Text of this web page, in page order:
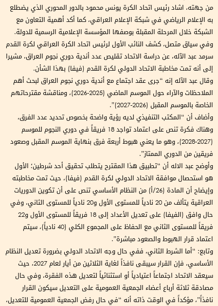
من جهته، اشاد رئيس اتحاد الكرة يونس محمود بالدور المحوري الذي يضطلع
به الإعلام الرياضي في شبكة الإعلام العراقي، كما أكد أهمية التعاون مع
الشبكة خلال المرحلة المقبلة بوصفها المؤسسة الإعلامية الرسمية للدولة.
وفي سياق متصل، كشف النائب الأول لرئيس اتحاد الكرة العراقي لكرة القدم
سرمد عبد الآله، عن دراسة الاتحاد تقليص عدد أندية دوري نجوم العراق، مشيرا
إلى أنه تمت مخاطبة الاتحاد الدولي لكرة القدم (فيفا) بهذا الشأن.
وقال عبد الآله إنه “جرى عقد اجتماع مع أندية دوري نجوم العراق لبحث أهم
الملاحظات والآراء حول الموسم الماضي (2025-2026)، ومناقشة مقترحاتهم
الخاصة بالموسم المقبل (2026-2027)”.
وأضاف أن “المكتب التنفيذي لديه رؤية واضحة بخصوص تحديد عدد الفرق،
وهناك فكرة تنص على اعتماد تواجد 18 فريقاً في دوري النجوم للموسم
(2027-2028)، وهو ما يعني هبوط أربعة فرق بنهاية الموسم المقبل وصعود
فريقين من الدوري الممتاز”.
وأوضح عبد الاله أن “تطبيق هذا المقترح يتطلب تحقيق أحد شرطين؛ الأول
هو استحصال موافقة الاتحاد الدولي لكرة القدم (فيفا)، حيث تمت مخاطبته
وإيضاح أن المادة (26/أ) من النظام الأساسي تنص على أن تكوين الدوريات
العراقية يتألف من 20 نادياً للمستوى الأول و20 نادياً للمستوى الثاني، وفي
حال وافق (الفيفا) على تعديل الأعداد إلى 18 فريقاً للمستوى الأول و22
فريقاً للمستوى الثاني مع الحفاظ على المجموع الكلي (40 نادياً)، سيتم
اعتماد قرار الهبوط والصعود مباشرة”.
وتابع: “أما الشرط الثاني، ففي حال وجه الاتحاد الدولي بضرورة تعديل النظام
الأساسي، فإن القرار سيبقى نافذاً لغاية الثلاثين من أيار لعام 2027، حيث
سيعقد الاتحاد اجتماعاً اعتيادياً أو استثنائياً لتعديل هذه الفقرة، وفي حال
مصادقة ثلاثة أرباع أعضاء الجمعية العمومية على التعديل سيكون القرار
نافذاً”، مؤكداً في الوقت ذاته أنه “في حال رفض الجمعية العمومية للتعديل،